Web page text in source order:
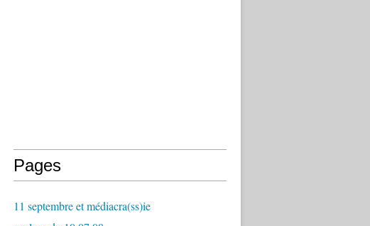
Pages
11 septembre et médiacra(ss)ie